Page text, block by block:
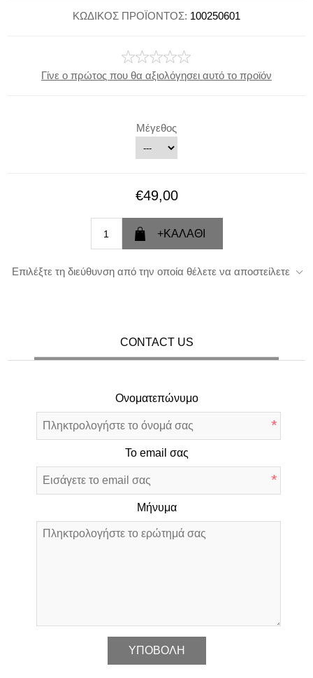
ΚΩΔΙΚΟΣ ΠΡΟΪΟΝΤΟΣ: 100250601
Γίνε ο πρώτος που θα αξιολόγησει αυτό το προϊόν
Μέγεθος
€49,00
Επιλέξτε τη διεύθυνση από την οποία θέλετε να αποστείλετε
CONTACT US
Ονοματεπώνυμο
*
Το email σας
*
Μήνυμα